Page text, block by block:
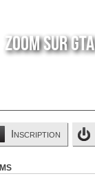
Zoom sur GTA
Inscription